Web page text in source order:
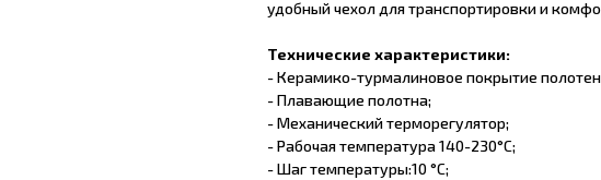
удобный чехол для транспортировки и
Технические характеристики:
- Керамико-турмалиновое покрытие
- Плавающие полотна;
- Механический терморегулятор;
- Рабочая температура 140-230°С;
- Шаг температуры:10 °С;